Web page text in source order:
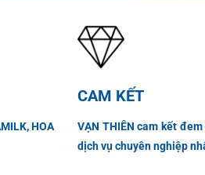
HOA
CAM KẾT
VẠN THIÊN cam kết
dịch vụ chuyên nghiệp